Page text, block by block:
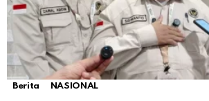
Berita NASIONAL